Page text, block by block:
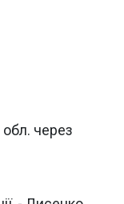
через